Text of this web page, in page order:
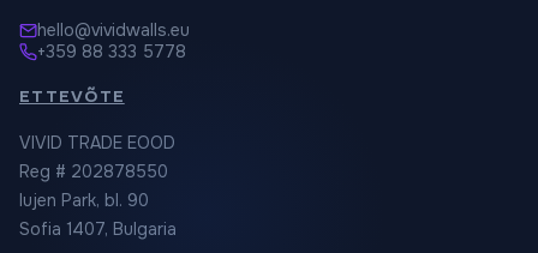
hello@vividwalls.eu
+359 88 333 5778
ETTEVÕTE
VIVID TRADE EOOD
Reg # 202878550
Iujen Park, bl. 90
Sofia 1407, Bulgaria